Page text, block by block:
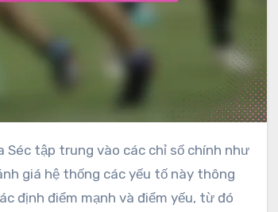
giá hệ thống các yếu tố này thông
định điểm mạnh và điểm yếu, từ đó